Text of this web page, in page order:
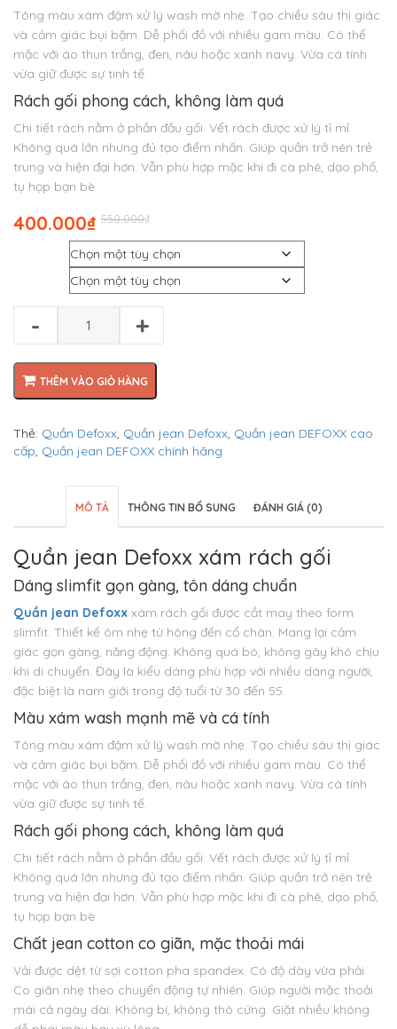
Tông màu xám đậm xử lý wash mờ nhẹ. Tạo chiều sâu thị giác
và cảm giác bụi bặm. Dễ phối đồ với nhiều gam màu. Có thể
mặc với áo thun trắng, đen, nâu hoặc xanh navy. Vừa cá tính
vừa giữ được sự tinh tế.
Rách gối phong cách, không làm quá
Chi tiết rách nằm ở phần đầu gối. Vết rách được xử lý tỉ mỉ.
Không quá lớn nhưng đủ tạo điểm nhấn. Giúp quần trở nên trẻ
trung và hiện đại hơn. Vẫn phù hợp mặc khi đi cà phê, dạo phố,
tụ họp bạn bè.
₫
550.000 Giá
là:
₫550.000.
₫
400.000
Giá
tại
là:
₫400.000.
- +
THÊM VÀO GIỎ HÀNG
Thẻ: Quần Defoxx, Quần jean Defoxx, Quần jean DEFOXX cao
cấp, Quần jean DEFOXX chính hãng
MÔ TẢ THÔNG TIN BỔ SUNG ĐÁNH GIÁ (0)
Quần jean Defoxx xám rách gối
Dáng slimfit gọn gàng, tôn dáng chuẩn
Quần jean Defoxx xám rách gối được cắt may theo form
slimfit. Thiết kế ôm nhẹ từ hông đến cổ chân. Mang lại cảm
giác gọn gàng, năng động. Không quá bó, không gây khó chịu
khi di chuyển. Đây là kiểu dáng phù hợp với nhiều dáng người,
đặc biệt là nam giới trong độ tuổi từ 30 đến 55.
Màu xám wash mạnh mẽ và cá tính
Tông màu xám đậm xử lý wash mờ nhẹ. Tạo chiều sâu thị giác
và cảm giác bụi bặm. Dễ phối đồ với nhiều gam màu. Có thể
mặc với áo thun trắng, đen, nâu hoặc xanh navy. Vừa cá tính
vừa giữ được sự tinh tế.
Rách gối phong cách, không làm quá
Chi tiết rách nằm ở phần đầu gối. Vết rách được xử lý tỉ mỉ.
Không quá lớn nhưng đủ tạo điểm nhấn. Giúp quần trở nên trẻ
trung và hiện đại hơn. Vẫn phù hợp mặc khi đi cà phê, dạo phố,
tụ họp bạn bè.
Chất jean cotton co giãn, mặc thoải mái
Vải được dệt từ sợi cotton pha spandex. Có độ dày vừa phải.
Co giãn nhẹ theo chuyển động tự nhiên. Giúp người mặc thoải
mái cả ngày dài. Không bí, không thô cứng. Giặt nhiều không